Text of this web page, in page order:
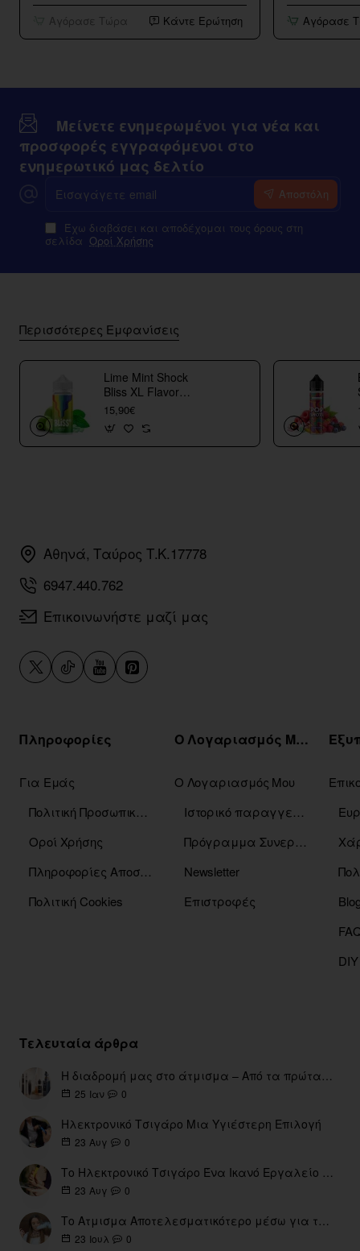
Αγόρασε Τώρα Κάντε Ερώτηση
10ml/120ml
Αγόρασε
Μείνετε ενημερωμένοι για νέα και
προσφορές εγγραφόμενοι στο
ενημερωτικό μας δελτίο
email
Αποστόλη
Έχω διαβάσει και αποδέχομαι τους όρους στη
σελίδα Οροί Χρήσης
Περισσότερες Εμφανίσεις
Lime Mint Shock
Bliss XL Flavor
Shots
15,90€
Αθηνά, Ταύρος Τ.Κ.17778
6947.440.762
Επικοινωνήστε μαζί μας
Πληροφορίες
Για Εμάς
Πολιτική Προσωπικών Δεδομένων
Οροί Χρήσης
Πληροφορίες Αποστόλης
Πολιτική Cookies
Ο Λογαριασμός Μου
Ο Λογαριασμός Μου
Ιστορικό παραγγελιών
Πρόγραμμα Συνεργατών
Newsletter
Επιστροφές
Τελευταία άρθρα
Η διαδρομή μας στο άτμισμα – Από τα πρώτα eGo έως τη σύγχρονη εποχή
25 Ιαν 0
Ηλεκτρονικό Τσιγάρο Μια Υγιέστερη Επιλογή
23 Αυγ 0
Το Ηλεκτρονικό Τσιγάρο Ένα Ικανό Εργαλείο για τη Διακοπή του Καπνίσματος
23 Αυγ 0
Το Ατμισμα Αποτελεσματικότερο μέσω για την διακοπή Καπνίσματος
23 Ιουλ 0